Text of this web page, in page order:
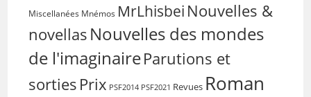
Miscellanées Mnémos MrLhisbei Nouvelles &
novellas Nouvelles des mondes
de l'imaginaireParutions et
sorties Prix PSF2014 PSF2021 Revues Roman